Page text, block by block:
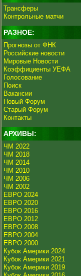
Трансферы
Контрольные матчи
РАЗНОЕ:
Прогнозы от ФНК
Российские новости
Мировые Новости
Коэффициенты УЕФА
Голосование
Поиск
Вакансии
Новый Форум
Старый Форум
Контакты
АРХИВЫ:
ЧМ 2022
ЧМ 2018
ЧМ 2014
ЧМ 2010
ЧМ 2006
ЧМ 2002
ЕВРО 2024
ЕВРО 2020
ЕВРО 2016
ЕВРО 2012
ЕВРО 2008
ЕВРО 2004
ЕВРО 2000
Кубок Америки 2024
Кубок Америки 2021
Кубок Америки 2019